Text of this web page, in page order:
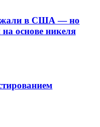
в США — но
основе никеля